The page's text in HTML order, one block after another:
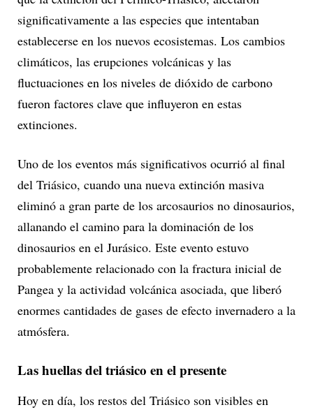
significativamente a las especies que intentaban
establecerse en los nuevos ecosistemas. Los cambios
climáticos, las erupciones volcánicas y las
fluctuaciones en los niveles de dióxido de carbono
fueron factores clave que influyeron en estas
extinciones.
Uno de los eventos más significativos ocurrió al final
del Triásico, cuando una nueva extinción masiva
eliminó a gran parte de los arcosaurios no dinosaurios,
allanando el camino para la dominación de los
dinosaurios en el Jurásico. Este evento estuvo
probablemente relacionado con la fractura inicial de
Pangea y la actividad volcánica asociada, que liberó
enormes cantidades de gases de efecto invernadero a la
atmósfera.
Las huellas del triásico en el presente
Hoy en día, los restos del Triásico son visibles en